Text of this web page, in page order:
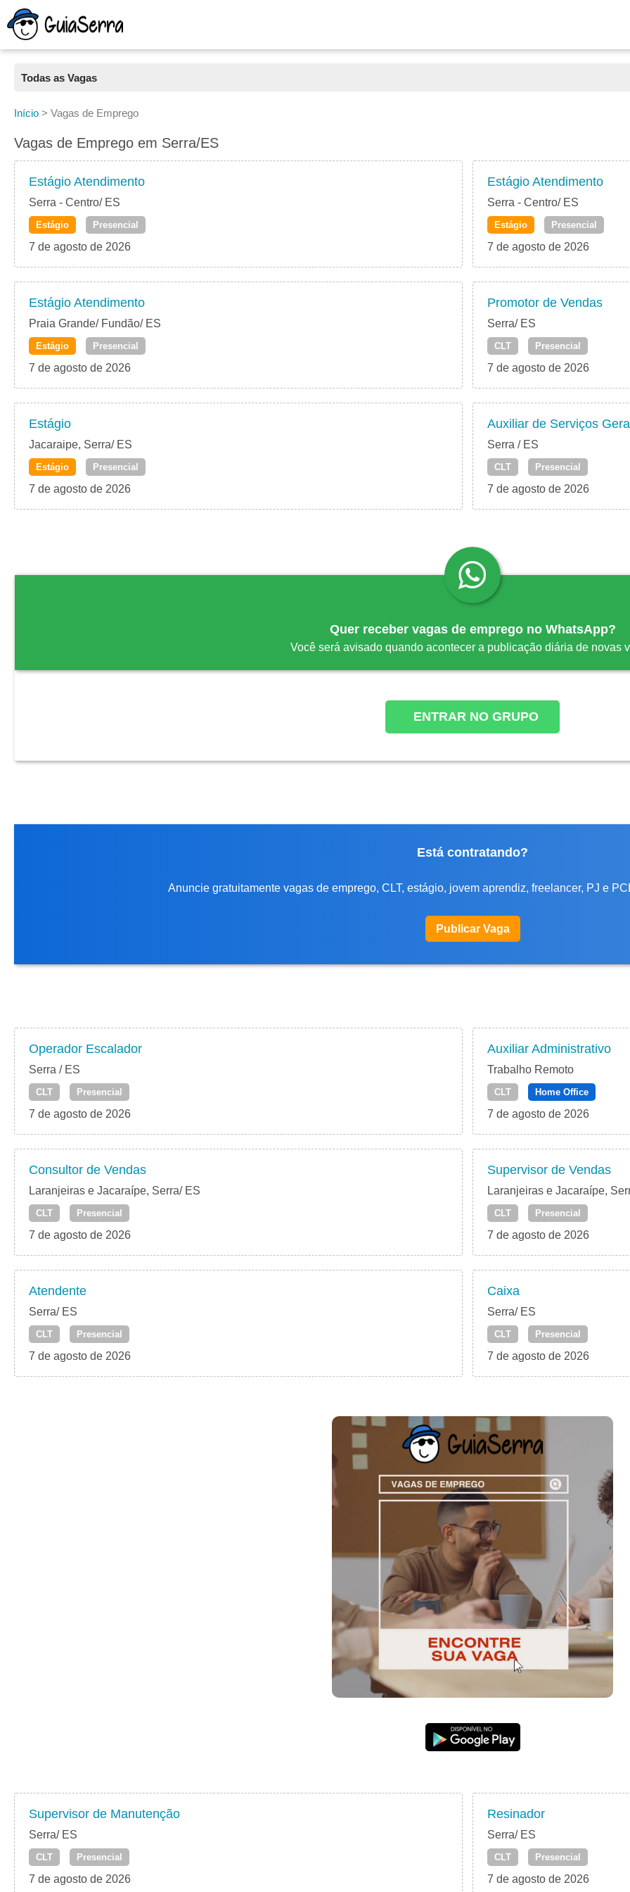
Todas as Vagas
Todas as Vagas
CLT
Freelancer
PJ
Início > Vagas de Emprego
Vagas de Emprego em Serra/ES
Estágio Atendimento
Serra - Centro/ ES
Estágio Presencial
7 de agosto de 2026
Estágio Atendimento
Serra - Centro/ ES
Estágio Presencial
7 de agosto de 2026
Estágio Atendimento
Praia Grande/ Fundão/ ES
Estágio Presencial
7 de agosto de 2026
Promotor de Vendas
Serra/ ES
CLT Presencial
7 de agosto de 2026
Estágio
Jacaraipe, Serra/ ES
Estágio Presencial
7 de agosto de 2026
Auxiliar de Serviços
Serra / ES
CLT Presencial
7 de agosto de 2026
Quer receber vagas de emprego no WhatsApp?
Você será avisado quando acontecer a publicação diária de novas
ENTRAR NO GRUPO
Está contratando?
Anuncie gratuitamente vagas de emprego, CLT, estágio, jovem aprendiz, freelancer, PJ e
Publicar Vaga
Operador Escalador
Serra / ES
CLT Presencial
7 de agosto de 2026
Auxiliar Administrativo
Trabalho Remoto
CLT Home Office
7 de agosto de 2026
Consultor de Vendas
Laranjeiras e Jacaraípe, Serra/ ES
CLT Presencial
7 de agosto de 2026
Supervisor de Vendas
Laranjeiras e Jacaraípe,
CLT Presencial
7 de agosto de 2026
Atendente
Serra/ ES
CLT Presencial
7 de agosto de 2026
Caixa
Serra/ ES
CLT Presencial
7 de agosto de 2026
Supervisor de Manutenção
Serra/ ES
CLT Presencial
7 de agosto de 2026
Resinador
Serra/ ES
CLT Presencial
7 de agosto de 2026